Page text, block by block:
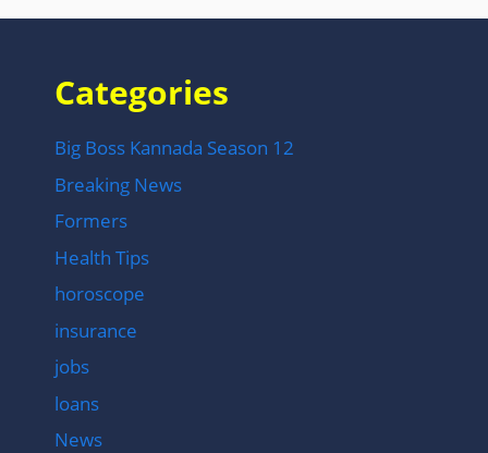
Categories
Big Boss Kannada Season 12
Breaking News
Formers
Health Tips
horoscope
insurance
jobs
loans
News